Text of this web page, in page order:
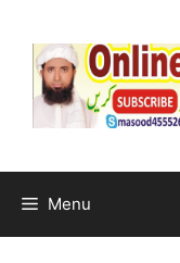
Menu